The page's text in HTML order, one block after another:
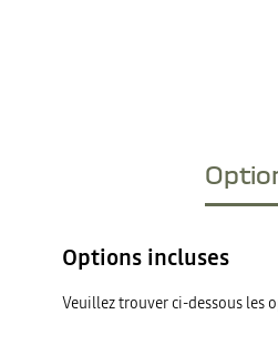
Options incluses
Veuillez trouver ci-dessous les